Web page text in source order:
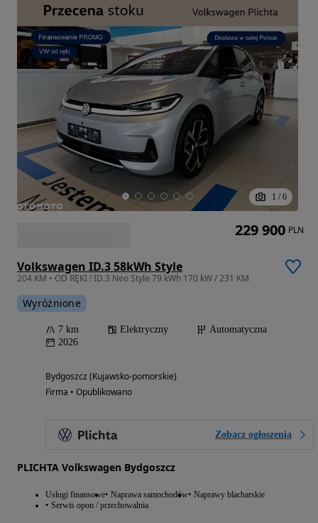
1 / 6
Volkswagen ID.3 58kWh Style
204 KM • OD RĘKI ! ID.3 Neo Style 79 kWh 170 kW / 231 KM
Wyróżnione
7 km Elektryczny
Automatyczna
2026
Bydgoszcz (Kujawsko-pomorskie)
Firma • Opublikowano
Zobacz ogłoszenia
PLICHTA Volkswagen Bydgoszcz
Usługi finansowe Naprawa samochodów Naprawy blacharskie
Serwis opon / przechowalnia
229 900 PLN